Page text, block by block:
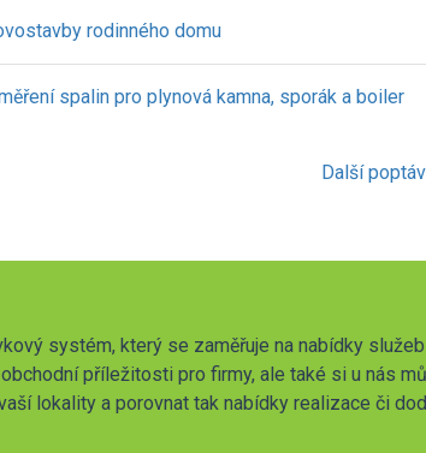
rodinného domu
spalin pro plynová kamna, sporák a boiler
Další
systém, který se zaměřuje na nabídky
příležitosti pro firmy, ale také si u nás
lokality a porovnat tak nabídky realizace či